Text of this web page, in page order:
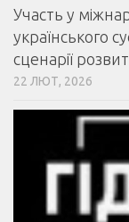
Участь у
українського
сценарії
22 ЛЮТ, 2026